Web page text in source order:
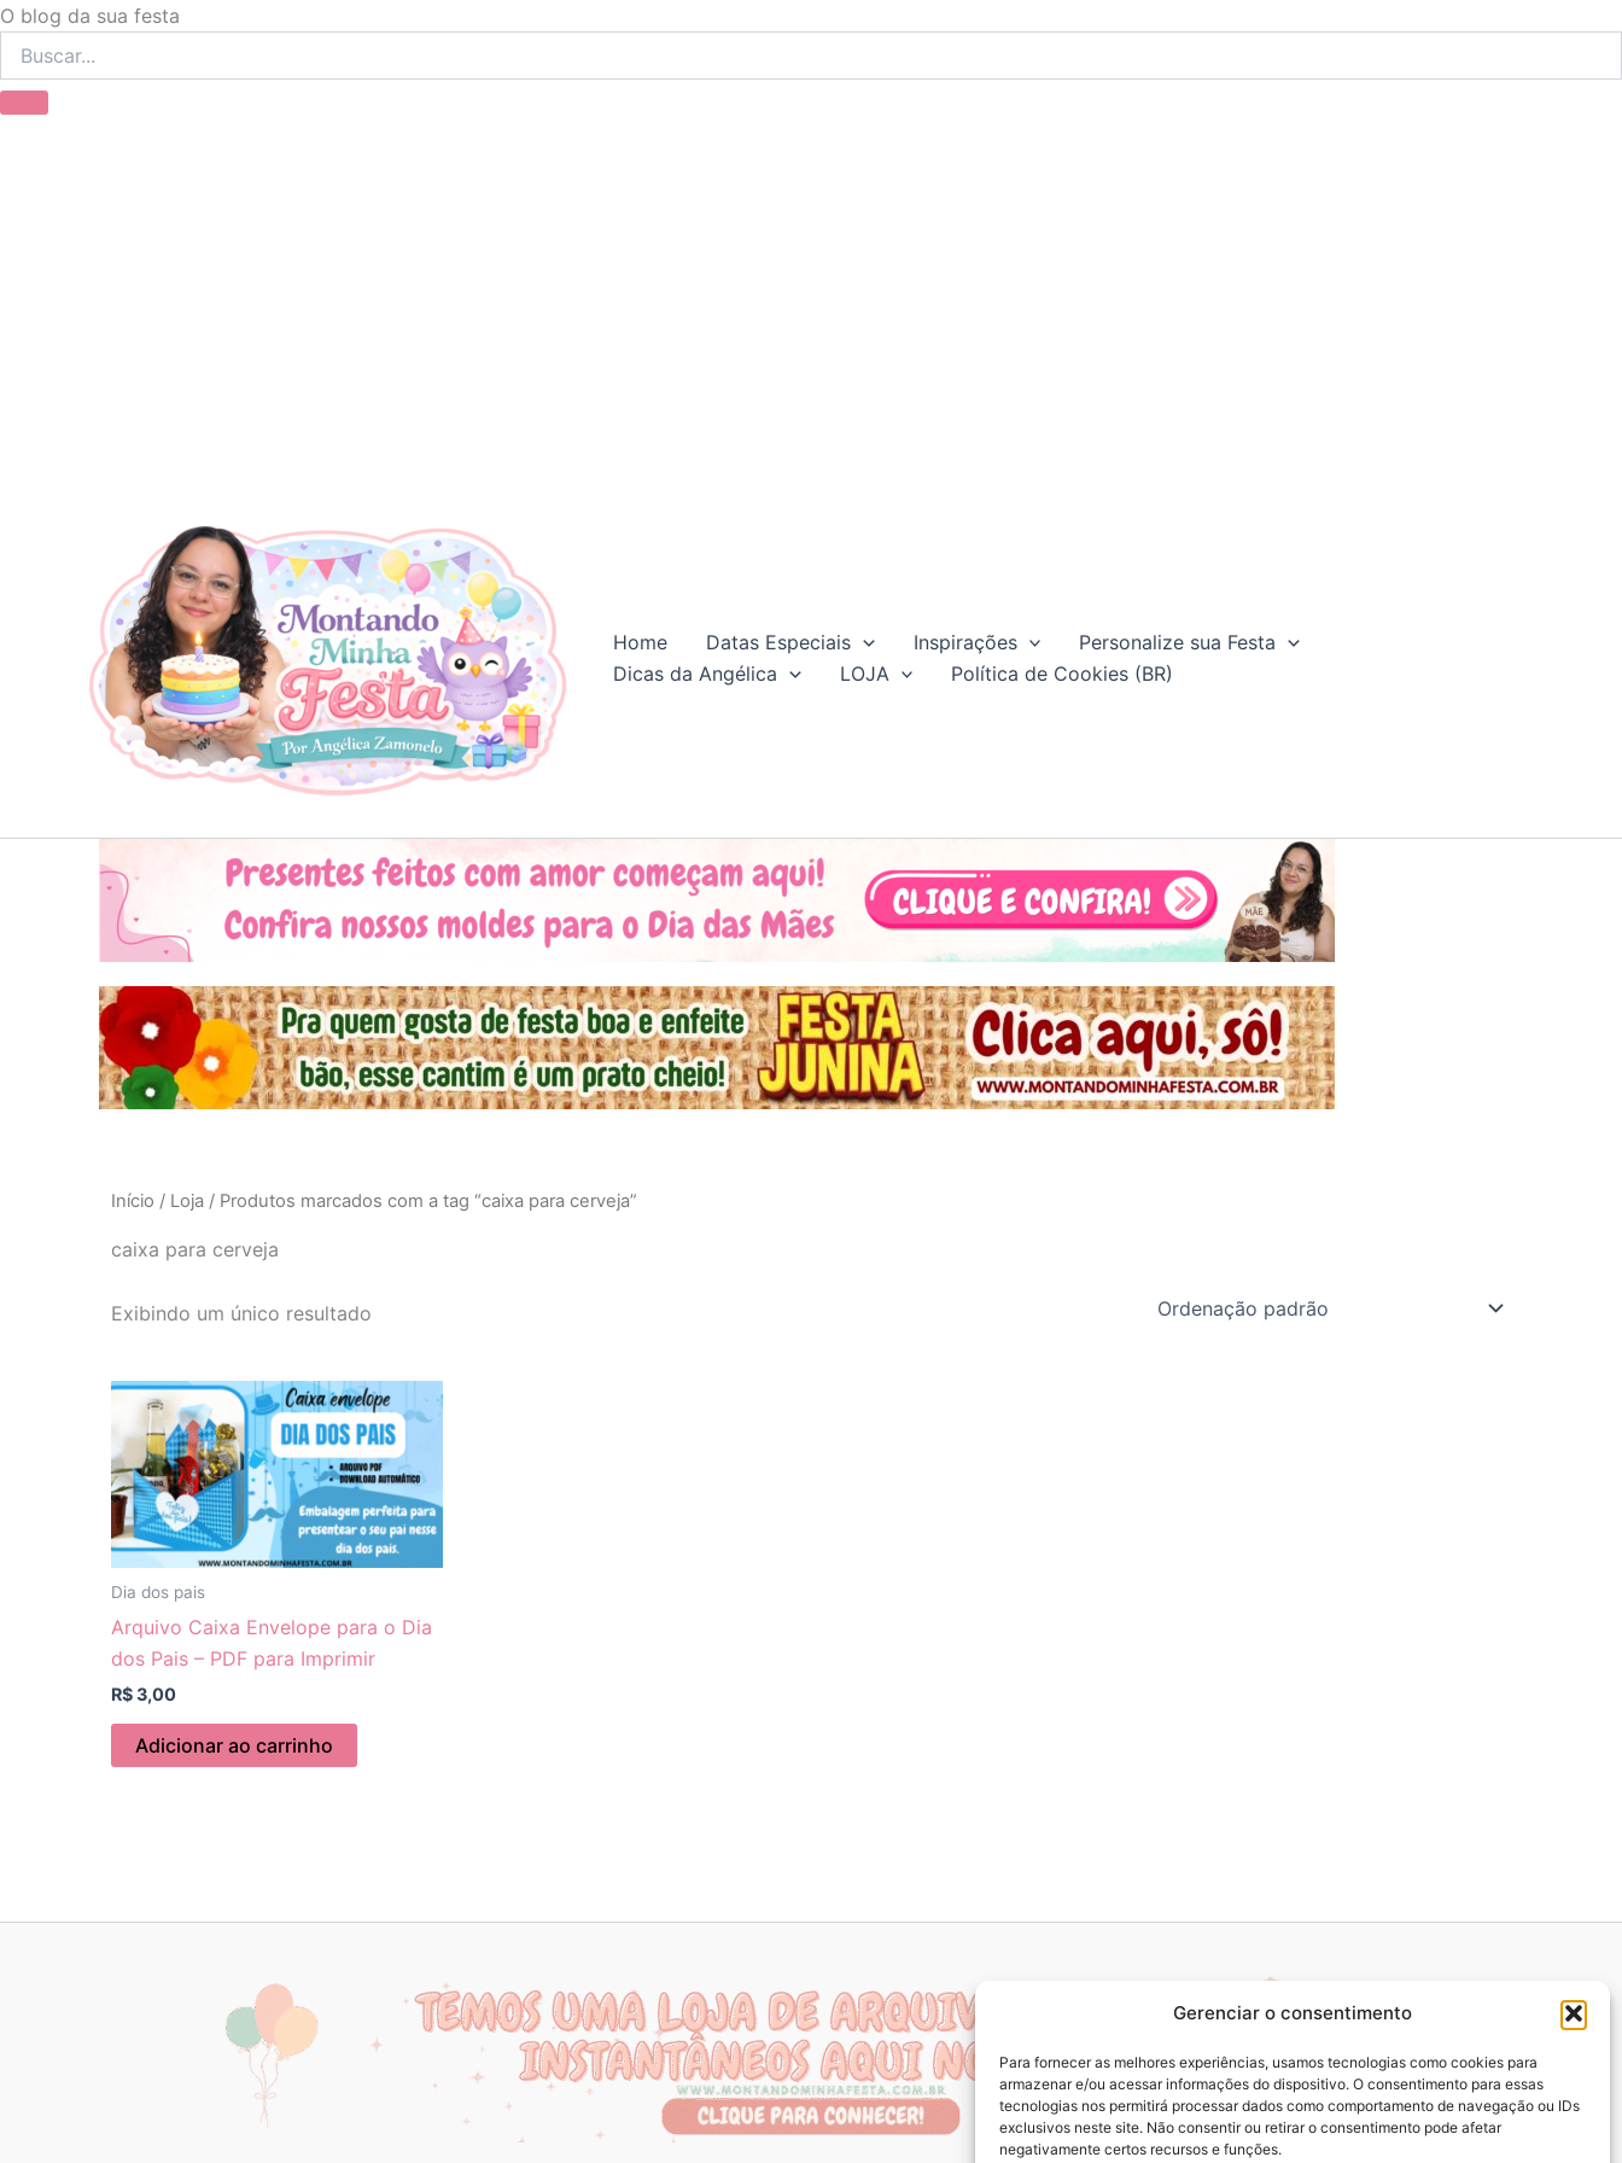
Gerenciar o consentimento
Para fornecer as melhores experiências, usamos tecnologias como cookies para
armazenar e/ou acessar informações do dispositivo. O consentimento para essas
tecnologias nos permitirá processar dados como comportamento de navegação ou IDs
exclusivos neste site. Não consentir ou retirar o consentimento pode afetar
negativamente certos recursos e funções.
O blog da sua festa
Ir
para
o
conteúdo
Home Datas Especiais Inspirações
Personalize sua Festa
Dicas da Angélica
LOJA Política de Cookies (BR)
Início / Loja / Produtos marcados com a tag “caixa para cerveja”
caixa para cerveja
Exibindo um único resultado
Dia dos pais
Arquivo Caixa Envelope para o Dia
dos Pais – PDF para Imprimir
R$3,00
Adicionar ao carrinho